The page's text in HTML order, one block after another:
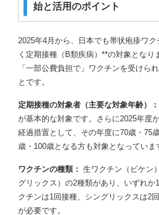
始と活用のポイント
2025年4月から、日本でも帯状疱疹ワ
く定期接種（B類疾病）**の対象とな
「一部公費負担で」ワクチンを受けら
とです。
定期接種の対象者（主要な対象年齢）：
が基本的な対象です。さらに2025年度
経過措置として、その年度に70歳・75
歳・100歳となる方も対象となっていま
ワクチンの種類： 生ワクチン（ビケン
グリックス）の2種類があり、いずれか
クチンは1回接種、シングリックスは2
が必要です。